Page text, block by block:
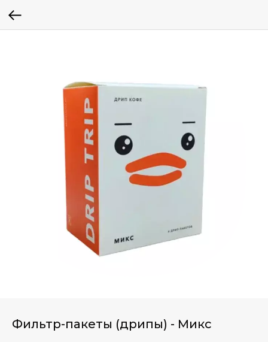
Фильтр-пакеты (дрипы) - Микс